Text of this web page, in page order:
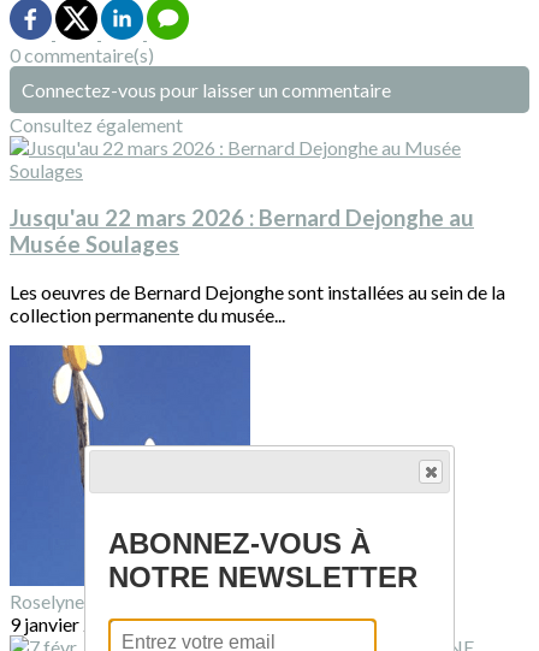
0 commentaire(s)
Connectez-vous pour laisser un commentaire
Consultez également
Jusqu'au 22 mars 2026 : Bernard Dejonghe au
Musée Soulages
Les oeuvres de Bernard Dejonghe sont installées au sein de la
collection permanente du musée...
Roselyne SUQUET
9 janvier 2026
ABONNEZ-VOUS À
NOTRE NEWSLETTER